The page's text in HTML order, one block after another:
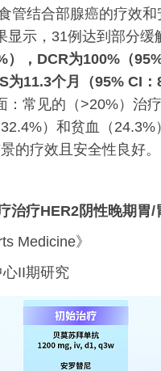
管结合部腺癌的疗效
显示，31例达到部分
），DCR为100%（
为11.3个月（95% CI
：常见的（>20%）治
）和贫血（
的疗效且安全性良好。
治疗HER2阴性晚期胃
Medicine》
II期研究